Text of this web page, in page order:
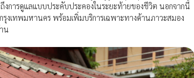
การดูแลแบบประคับประคองในระยะท้ายของชีวิต นอกจากนี้
งเทพมหานคร พร้อมเพิ่มบริการเฉพาะทางด้านภาวะสมอง
น